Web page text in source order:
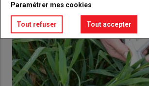
Paramétrer mes cookies
Tout refuser Tout accepter